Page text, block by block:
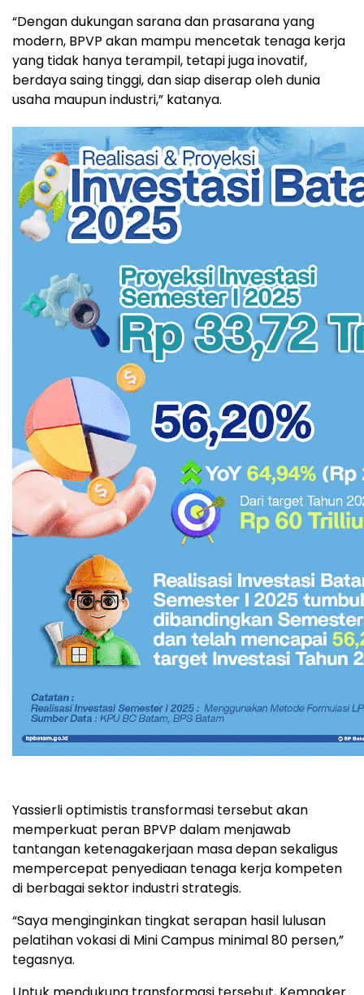
“Dengan dukungan sarana dan prasarana yang
modern, BPVP akan mampu mencetak tenaga kerja
yang tidak hanya terampil, tetapi juga inovatif,
berdaya saing tinggi, dan siap diserap oleh dunia
usaha maupun industri,” katanya.
Yassierli optimistis transformasi tersebut akan
memperkuat peran BPVP dalam menjawab
tantangan ketenagakerjaan masa depan sekaligus
mempercepat penyediaan tenaga kerja kompeten
di berbagai sektor industri strategis.
“Saya menginginkan tingkat serapan hasil lulusan
pelatihan vokasi di Mini Campus minimal 80 persen,”
tegasnya.